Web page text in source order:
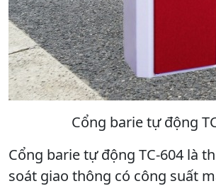
Cổng barie tự động
Cổng barie tự động TC-604 là
soát giao thông có công suất